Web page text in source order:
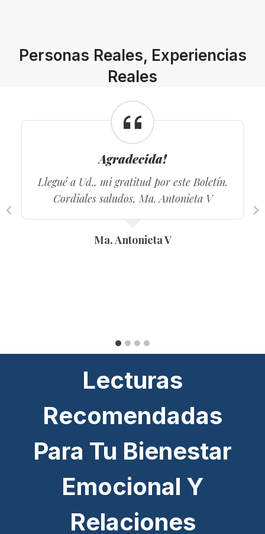
Personas Reales, Experiencias
Reales
Agradecida!
Llegué a Ud., mi gratitud por este Boletín.
Cordiales saludos, Ma. Antonieta V
Ma. Antonieta V
Lecturas
Recomendadas
Para Tu Bienestar
Emocional Y
Relaciones